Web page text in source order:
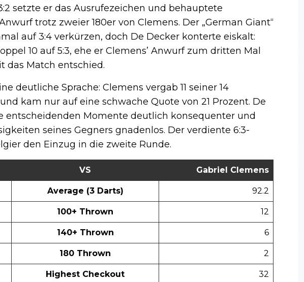
setzte er das Ausrufezeichen und behauptete
trotz zweier 180er von Clemens. Der „German Giant“
auf 3:4 verkürzen, doch De Decker konterte eiskalt:
10 auf 5:3, ehe er Clemens’ Anwurf zum dritten Mal
das Match entschied.
deutliche Sprache: Clemens vergab 11 seiner 14
kam nur auf eine schwache Quote von 21 Prozent. De
entscheidenden Momente deutlich konsequenter und
seines Gegners gnadenlos. Der verdiente 6:3-
den Einzug in die zweite Runde.
VS Gabriel Clemens
Average (3 Darts) 92.2
100+ Thrown 12
140+ Thrown 6
180 Thrown 2
Highest Checkout 32